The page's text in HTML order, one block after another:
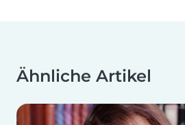
Ähnliche Artikel